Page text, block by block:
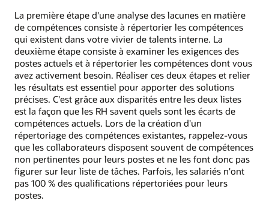
La première étape d'une analyse des lacunes en matière
de compétences consiste à répertorier les compétences
qui existent dans votre vivier de talents interne. La
deuxième étape consiste à examiner les exigences des
postes actuels et à répertorier les compétences dont vous
avez activement besoin. Réaliser ces deux étapes et relier
les résultats est essentiel pour apporter des solutions
précises. C'est grâce aux disparités entre les deux listes
est la façon que les RH savent quels sont les écarts de
compétences actuels. Lors de la création d'un
répertoriage des compétences existantes, rappelez-vous
que les collaborateurs disposent souvent de compétences
non pertinentes pour leurs postes et ne les font donc pas
figurer sur leur liste de tâches. Parfois, les salariés n'ont
pas 100 % des qualifications répertoriées pour leurs
postes.